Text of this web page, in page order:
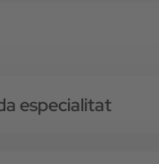
especialitat